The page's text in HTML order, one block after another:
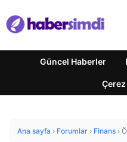
Güncel Haberler
Ana sayfa › Forumlar › Finans ›